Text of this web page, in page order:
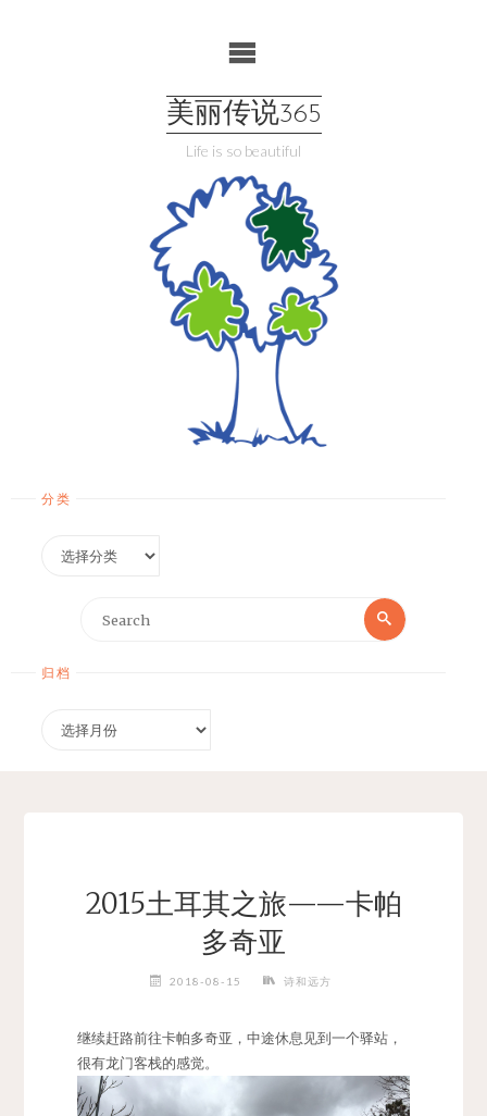
美丽传说365
Life is so beautiful
分类
Search
Search
归档
2015土耳其之旅——卡帕
多奇亚
2018-08-15 诗和远方
继续赶路前往卡帕多奇亚，中途休息见到一个驿站，
很有龙门客栈的感觉。